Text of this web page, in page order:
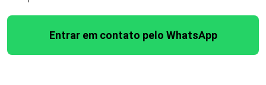
Entrar em contato pelo WhatsApp